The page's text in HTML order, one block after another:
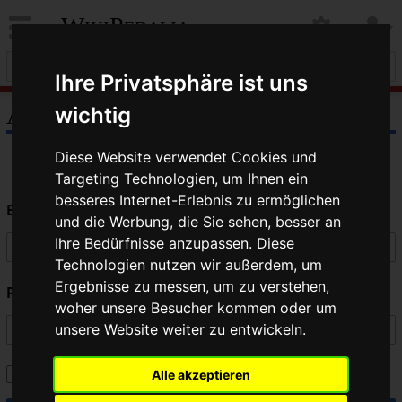
Ihre Privatsphäre ist uns
wichtig
Diese Website verwendet Cookies und
Targeting Technologien, um Ihnen ein
besseres Internet-Erlebnis zu ermöglichen
und die Werbung, die Sie sehen, besser an
Ihre Bedürfnisse anzupassen. Diese
Technologien nutzen wir außerdem, um
Ergebnisse zu messen, um zu verstehen,
woher unsere Besucher kommen oder um
unsere Website weiter zu entwickeln.
Alle akzeptieren
WikiPedalia
Anmelden
Benutzername
Passwort
Angemeldet bleiben